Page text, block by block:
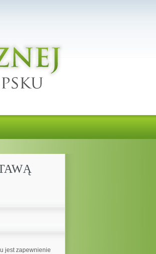
jest zapewnienie